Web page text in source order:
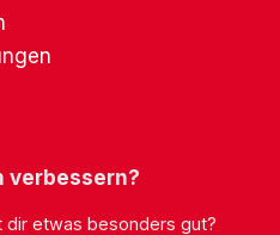
verbessern?
dir etwas besonders gut?